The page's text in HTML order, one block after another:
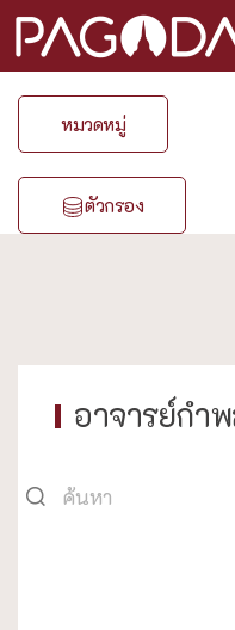
หมวดหมู่
ตัวกรอง
อาจารย์กำ